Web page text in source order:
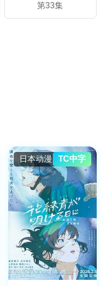
第33集
日本动漫 TC中字